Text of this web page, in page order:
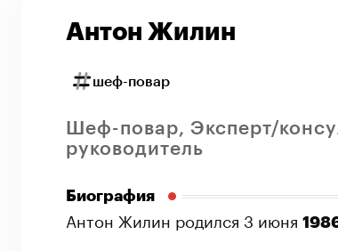
Антон Жилин
шеф-повар
Шеф-повар, Эксперт/
руководитель
Биография
Антон Жилин родился 3 июня